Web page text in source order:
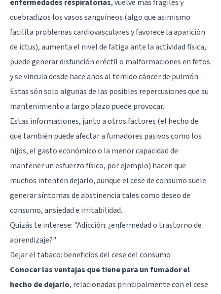
enfermedades respiratorias, vuelve más frágiles y
quebradizos los vasos sanguíneos (algo que asimismo
facilita problemas cardiovasculares y favorece la aparición
de ictus), aumenta el nivel de fatiga ante la actividad física,
puede generar disfunción eréctil o malformaciones en fetos
y se vincula desde hace años al temido cáncer de pulmón.
Estas són solo algunas de las posibles repercusiones que su
mantenimiento a largo plazo puede provocar.
Estas informaciones, junto a otros factores (el hecho de
que también puede afectar a fumadores pasivos como los
hijos, el gasto económico o la menor capacidad de
mantener un esfuerzo físico, por ejemplo) hacen que
muchos intenten dejarlo, aunque el cese de consumo suele
generar síntomas de abstinencia tales como deseo de
consumo, ansiedad e irritabilidad.
Quizás te interese: "Adicción: ¿enfermedad o trastorno de
aprendizaje?"
Dejar el tabaco: beneficios del cese del consumo
Conocer las ventajas que tiene para un fumador el
hecho de dejarlo, relacionadas principalmente con el cese